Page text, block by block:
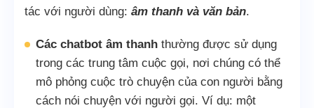
tác với người dùng: âm thanh và văn bản.
Các chatbot âm thanh thường được sử dụng
trong các trung tâm cuộc gọi, nơi chúng có thể
mô phỏng cuộc trò chuyện của con người bằng
cách nói chuyện với người gọi. Ví dụ: một